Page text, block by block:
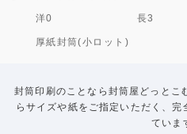
洋0 長3
厚紙封筒(小ロット)
封筒印刷のことなら封筒屋どっと
らサイズや紙をご指定いただく、
ていま